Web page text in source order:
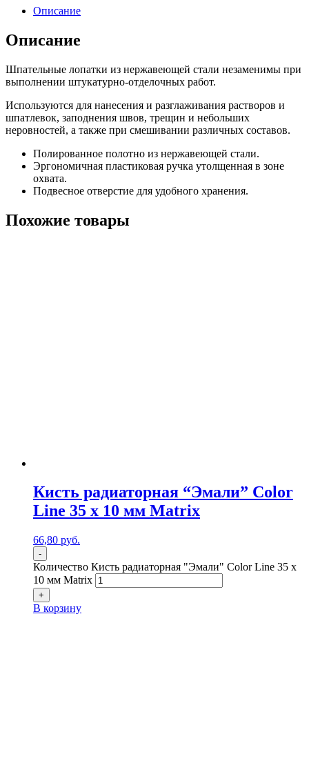
Описание
Описание
Шпательные лопатки из нержавеющей стали незаменимы при
выполнении штукатурно-отделочных работ.
Используются для нанесения и разглаживания растворов и
шпатлевок, заподнения швов, трещин и небольших
неровностей, а также при смешивании различных составов.
Полированное полотно из нержавеющей стали.
Эргономичная пластиковая ручка утолщенная в зоне
охвата.
Подвесное отверстие для удобного хранения.
Похожие товары
Кисть радиаторная “Эмали” Color
Line 35 х 10 мм Matrix
66,80 руб.
-
Количество Кисть радиаторная "Эмали" Color Line 35 х
10 мм Matrix
+
В корзину